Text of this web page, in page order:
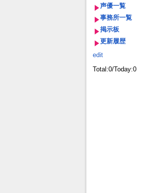
声優一覧
事務所一覧
掲示板
更新履歴
edit
Total:0/Today:0